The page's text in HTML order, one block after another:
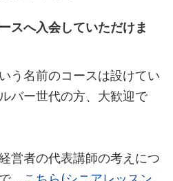
スへ入会していただけま
う名前のコースは設けてい
バー世代の方、大歓迎で
営者の代表講師の考えにつ